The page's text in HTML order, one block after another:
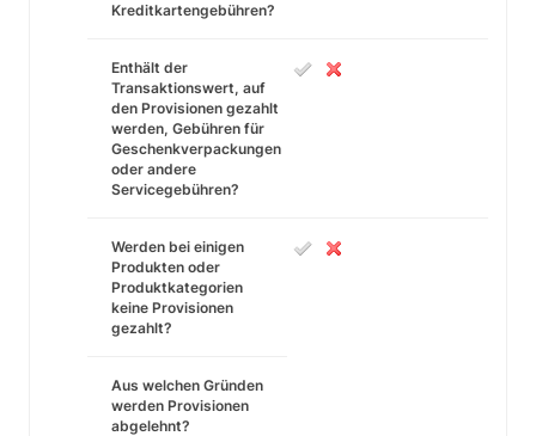
Kreditkartengebühren?
Enthält der
Transaktionswert, auf
den Provisionen gezahlt
werden, Gebühren für
Geschenkverpackungen
oder andere
Servicegebühren?
Werden bei einigen
Produkten oder
Produktkategorien
keine Provisionen
gezahlt?
Aus welchen Gründen
werden Provisionen
abgelehnt?